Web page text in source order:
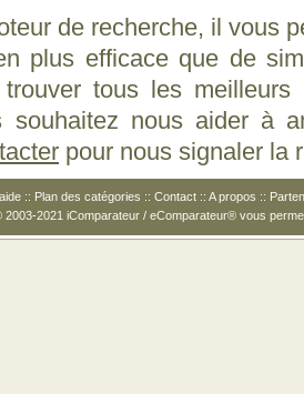
de recherche, il vous
plus efficace que de
tous les
souhaitez nous aider à
pour nous signaler la
:: Plan des catégories :: Contact :: A propos ::
2021 iComparateur / eComparateur® vous